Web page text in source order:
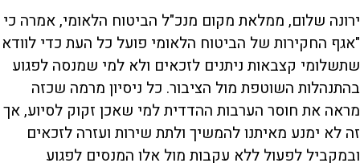
ירונה שלום, ממלאת מקום מנכ"ל הביטוח הלאומי, אמרה כי
"אגף החקירות של הביטוח הלאומי פועל כל העת כדי לוודא
שתשלומי קצבאות ניתנים לזכאים ולא למי שמנסה לפגוע
בהתנהלות השוטפת מול הציבור. כל ניסיון מרמה שכזה
מראה את חוסר הערבות ההדדית למי שאכן זקוק לסיוע, אך
זה לא ימנע מאיתנו להמשיך ולתת שירות ועזרה לזכאים
ובמקביל לפעול ללא עקבות מול אלו המנסים לפגוע